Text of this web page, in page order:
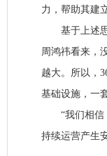
力，帮助其建
基于上述思
周鸿祎看来，
越大。所以，
基础设施，一
“我们相信，
持续运营产生